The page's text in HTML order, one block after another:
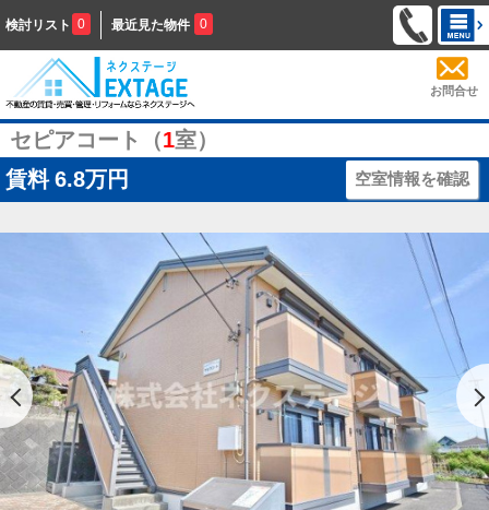
検討リスト 0 最近見た物件 0
お問合せ
セピアコート（1室）
賃料 6.8万円 空室情報を確認